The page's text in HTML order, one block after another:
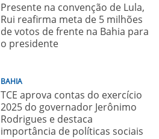
Presente na convenção de Lula,
Rui reafirma meta de 5 milhões
de votos de frente na Bahia para
o presidente
BAHIA
TCE aprova contas do exercício
2025 do governador Jerônimo
Rodrigues e destaca
importância de políticas sociais